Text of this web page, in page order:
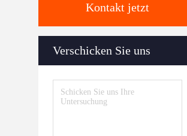
Kontakt jetzt
Verschicken Sie uns